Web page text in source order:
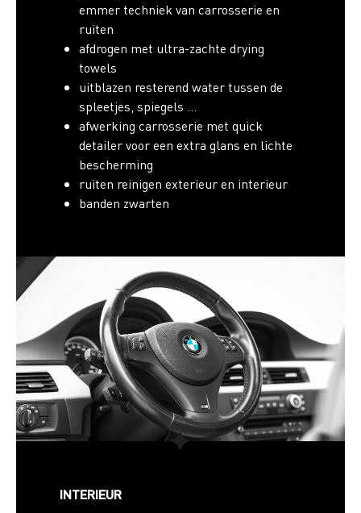
emmer techniek van carrosserie en
ruiten
afdrogen met ultra-zachte drying
towels
uitblazen resterend water tussen de
spleetjes, spiegels …
afwerking carrosserie met quick
detailer voor een extra glans en lichte
bescherming
ruiten reinigen exterieur en interieur
banden zwarten
INTERIEUR